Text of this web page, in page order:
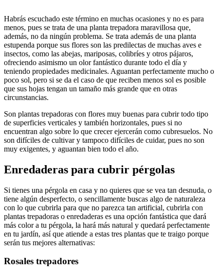
Habrás escuchado este término en muchas ocasiones y no es para
menos, pues se trata de una planta trepadora maravillosa que,
además, no da ningún problema. Se trata además de una planta
estupenda porque sus flores son las predilectas de muchas aves e
insectos, como las abejas, mariposas, colibríes y otros pájaros,
ofreciendo asimismo un olor fantástico durante todo el día y
teniendo propiedades medicinales. Aguantan perfectamente mucho o
poco sol, pero si se da el caso de que reciben menos sol es posible
que sus hojas tengan un tamaño más grande que en otras
circunstancias.
Son plantas trepadoras con flores muy buenas para cubrir todo tipo
de superficies verticales y también horizontales, pues si no
encuentran algo sobre lo que crecer ejercerán como cubresuelos. No
son difíciles de cultivar y tampoco difíciles de cuidar, pues no son
muy exigentes, y aguantan bien todo el año.
Enredaderas para cubrir pérgolas
Si tienes una pérgola en casa y no quieres que se vea tan desnuda, o
tiene algún desperfecto, o sencillamente buscas algo de naturaleza
con lo que cubrirla para que no parezca tan artificial, cubrirla con
plantas trepadoras o enredaderas es una opción fantástica que dará
más color a tu pérgola, la hará más natural y quedará perfectamente
en tu jardín, así que atiende a estas tres plantas que te traigo porque
serán tus mejores alternativas:
Rosales trepadores